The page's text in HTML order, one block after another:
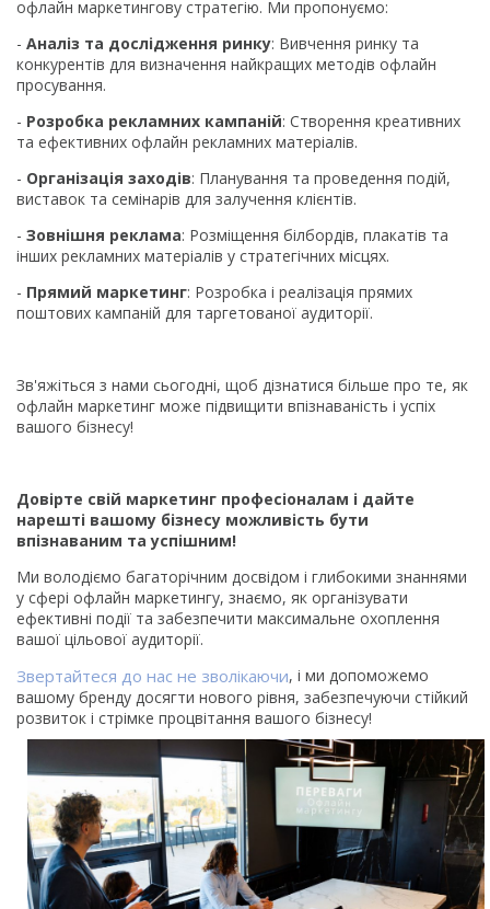
офлайн маркетингову стратегію. Ми пропонуємо:
- Аналіз та дослідження ринку: Вивчення ринку та
конкурентів для визначення найкращих методів офлайн
просування.
- Розробка рекламних кампаній: Створення креативних
та ефективних офлайн рекламних матеріалів.
- Організація заходів: Планування та проведення подій,
виставок та семінарів для залучення клієнтів.
- Зовнішня реклама: Розміщення білбордів, плакатів та
інших рекламних матеріалів у стратегічних місцях.
- Прямий маркетинг: Розробка і реалізація прямих
поштових кампаній для таргетованої аудиторії.
Зв'яжіться з нами сьогодні, щоб дізнатися більше про те, як
офлайн маркетинг може підвищити впізнаваність і успіх
вашого бізнесу!
Довірте свій маркетинг професіоналам і дайте
нарешті вашому бізнесу можливість бути
впізнаваним та успішним!
Ми володіємо багаторічним досвідом і глибокими знаннями
у сфері офлайн маркетингу, знаємо, як організувати
ефективні події та забезпечити максимальне охоплення
вашої цільової аудиторії.
Звертайтеся до нас не зволікаючи, і ми допоможемо
вашому бренду досягти нового рівня, забезпечуючи стійкий
розвиток і стрімке процвітання вашого бізнесу!